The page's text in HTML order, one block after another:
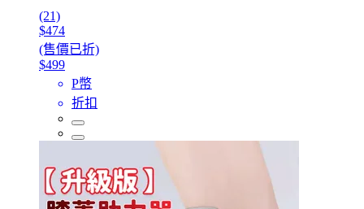
(21)
$474
(售價已折)
$499
P幣
折扣